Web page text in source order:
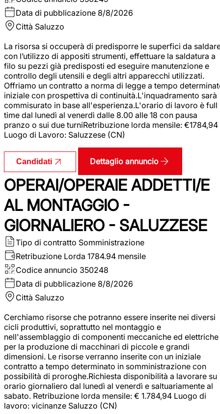
Data di pubblicazione 8/8/2026
Città Saluzzo
La risorsa si occuperà di predisporre le superfici da
con l’utilizzo di appositi strumenti, effettuare la saldatura a
filo su pezzi già predisposti ed eseguire manutenzione e
controllo degli utensili e degli altri apparecchi utilizzati.
Offriamo un contratto a norma di legge a tempo
iniziale con prospettiva di continuità.L'inquadramento sarà
commisurato in base all'esperienza.L'orario di lavoro è full
time dal lunedì al venerdì dalle 8.00 alle 18 con pausa
pranzo o sui due turniRetribuzione lorda mensile: €1784,94
Luogo di Lavoro: Saluzzese (CN)
Candidati Dettaglio annuncio
OPERAI/OPERAIE ADDETTI/E
AL MONTAGGIO -
GIORNALIERO - SALUZZESE
Tipo di contratto Somministrazione
Retribuzione Lorda 1784.94 mensile
Codice annuncio 350248
Data di pubblicazione 8/8/2026
Città Saluzzo
Cerchiamo risorse che potranno essere inserite nei diversi
cicli produttivi, soprattutto nel montaggio e
nell'assemblaggio di componenti meccaniche ed elettriche
per la produzione di macchinari di piccole e grandi
dimensioni. Le risorse verranno inserite con un iniziale
contratto a tempo determinato in somministrazione con
possibilità di proroghe.Richiesta disponibilità a lavorare su
orario giornaliero dal lunedì al venerdì e saltuariamente al
sabato. Retribuzione lorda mensile: € 1.784,94 Luogo di
lavoro: vicinanze Saluzzo (CN)